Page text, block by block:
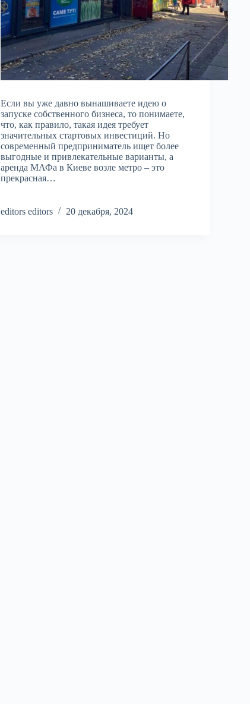
Если вы уже давно вынашиваете идею о
запуске собственного бизнеса, то понимаете,
что, как правило, такая идея требует
значительных стартовых инвестиций. Но
современный предприниматель ищет более
выгодные и привлекательные варианты, а
аренда МАФа в Киеве возле метро – это
прекрасная…
editors editors 20 декабря, 2024